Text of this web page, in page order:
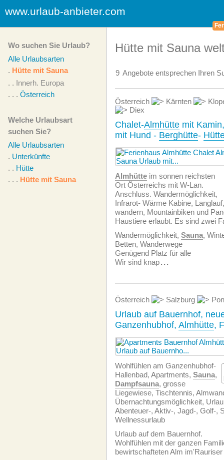
www.urlaub-anbieter.com
Wo suchen Sie Urlaub?
Alle Urlaubsarten
. Hütte mit Sauna
. . Innerh. Europa
. . . Österreich
Welche Urlaubsart
suchen Sie?
Alle Urlaubsarten
. Unterkünfte
. . Hütte
. . . Hütte mit Sauna
Hütte mit Sauna
9 Angebote entsprechen Ihren
Österreich Kärnten
Diex
Chalet-Almhütte mit
mit Hund - Berghütte-
Almhütte im sonnen reichsten
Ort Österreichs mit W-Lan.
Anschluss. Wandermöglichkeit,
Infrarot- Wärme Kabine,
wandern, Mountainbiken und
Haustiere erlaubt. Es sind zwei
Wandermöglichkeit, Sauna,
Betten, Wanderwege
Genügend Platz für alle
Wir sind knap...
Österreich Salzburg
Urlaub auf Bauernhof,
Ganzenhubhof, Almhütte,
Wohlfühlen am Ganzenhubhof-
Hallenbad, Apartments, Sauna,
Dampfsauna, grosse
Liegewiese, Tischtennis,
Übernachtungsmöglichkeit,
Abenteuer-, Aktiv-, Jagd-, Golf-,
Wellnessurlaub
Urlaub auf dem Bauernhof.
Wohlfühlen mit der ganzen
bewirtschafteten Alm im'Rauriser